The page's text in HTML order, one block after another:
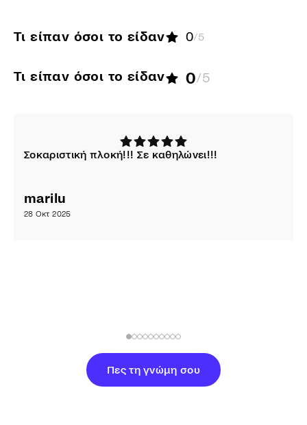
Πες τη γνώμη σου
Τι είπαν όσοι το είδαν 0/5
Τι είπαν όσοι το είδαν 0/5
Σοκαριστική πλοκή!!! Σε καθηλώνει!!!
marilu
28 Οκτ 2025